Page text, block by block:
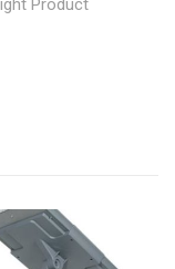
Product